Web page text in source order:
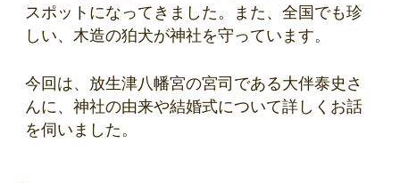
スポットになってきました。また、全国でも珍
しい、木造の狛犬が神社を守っています。
今回は、放生津八幡宮の宮司である大伴泰史さ
んに、神社の由来や結婚式について詳しくお話
を伺いました。